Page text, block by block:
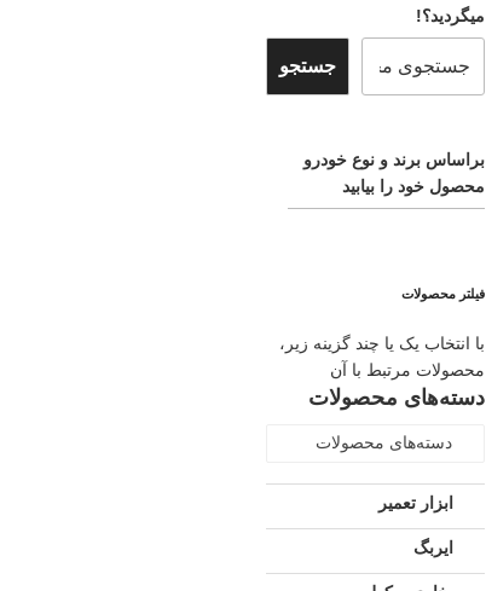
میگردید؟!
جستجو
براساس برند و نوع خودرو
محصول خود را بیابید
فیلتر محصولات
با انتخاب یک یا چند گزینه زیر،
محصولات مرتبط با آن
دسته‌های محصولات
دسته‌های محصولات
ابزار تعمیر
ایربگ